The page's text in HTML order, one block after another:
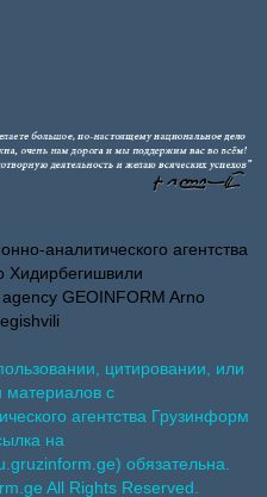
аналитического агентства
Хидирбегишвили
GEOINFORM Arno
цитировании, или
материалов с
агентства Грузинформ
на
обязательна.
All Rights Reserved.